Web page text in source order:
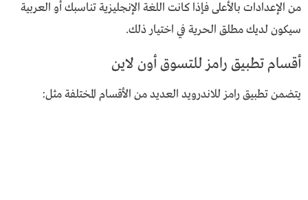
من الإعدادات بالأعلى فإذا كانت اللغة الإنجليزية تناسبك أو العربية
سيكون لديك مطلق الحرية في اختيار ذلك.
أقسام تطبيق رامز للتسوق أون لاين
يتضمن تطبيق رامز للاندرويد العديد من الأقسام المختلفة مثل: